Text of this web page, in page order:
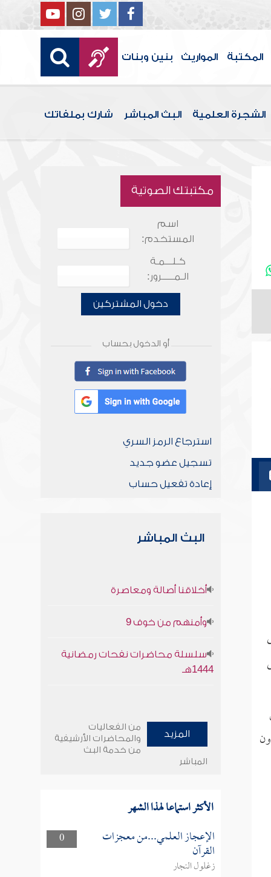
المكتبة المواريث بنين وبنات
الشجرة العلمية البث المباشر شارك بملفاتك
مكتبتك الصوتية
اسم
المستخدم:
كـلـــمـة
الـمـــــرور:
دخول المشتركين
أو الدخول بحساب
استرجاع الرمز السري
تسجيل عضو جديد
إعادة تفعيل حساب
البث المباشر
أخلاقنا أصالة ومعاصرة
وأمنهم من خوف 9
سلسلة محاضرات نفحات رمضانية
1444هـ
المزيد
من الفعاليات
والمحاضرات الأرشيفية
من خدمة البث
المباشر
الأكثر استماعا لهذا الشهر
0 الإعجاز العلمي...من معجزات
القرآن
زغلول النجار